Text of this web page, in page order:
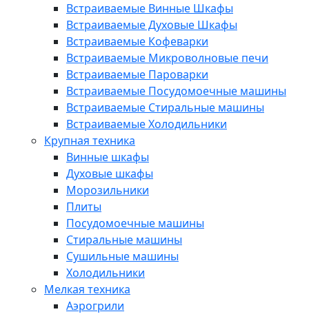
Встраиваемые Винные Шкафы
Встраиваемые Духовые Шкафы
Встраиваемые Кофеварки
Встраиваемые Микроволновые печи
Встраиваемые Пароварки
Встраиваемые Посудомоечные машины
Встраиваемые Стиральные машины
Встраиваемые Холодильники
Крупная техника
Винные шкафы
Духовые шкафы
Морозильники
Плиты
Посудомоечные машины
Стиральные машины
Сушильные машины
Холодильники
Мелкая техника
Аэрогрили